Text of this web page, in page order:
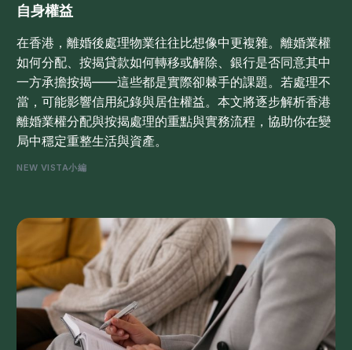
自身權益
在香港，離婚後處理物業往往比想像中更複雜。離婚業權
如何分配、按揭貸款如何轉移或解除、銀行是否同意其中
一方承擔按揭——這些都是實際卻棘手的課題。若處理不
當，可能影響信用紀錄與居住權益。本文將逐步解析香港
離婚業權分配與按揭處理的重點與實務流程，協助你在變
局中穩定重整生活與資產。
NEW VISTA小編